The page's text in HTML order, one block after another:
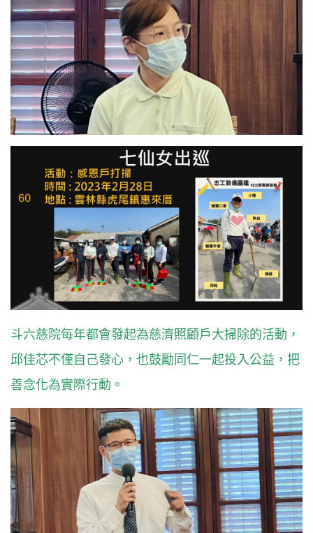
斗六慈院每年都會發起為慈濟照顧戶大掃除的活動，
邱佳芯不僅自己發心，也鼓勵同仁一起投入公益，把
善念化為實際行動。